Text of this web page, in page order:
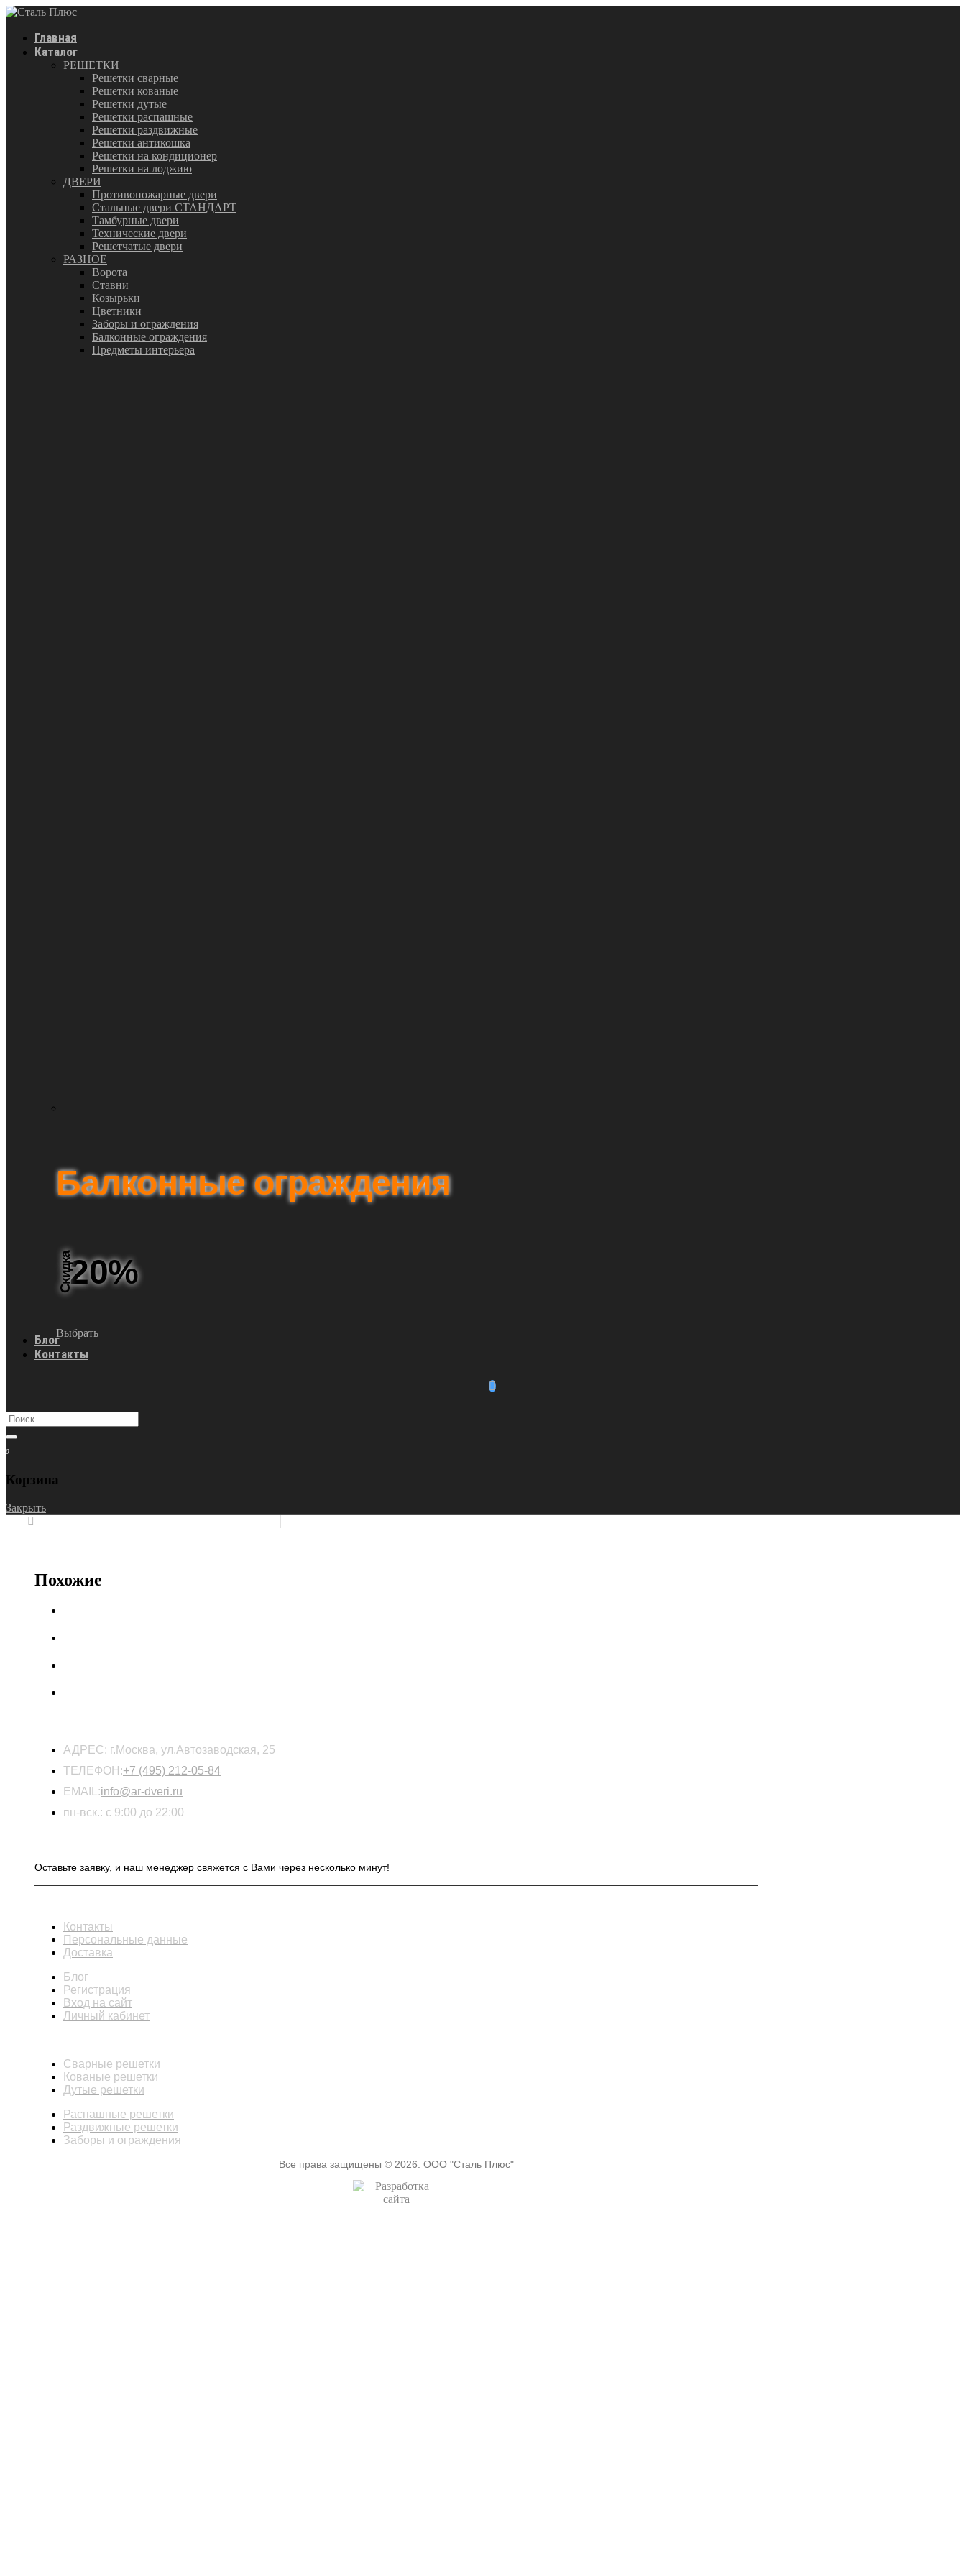
Главная
Каталог
РЕШЕТКИ
Решетки сварные
Решетки кованые
Решетки дутые
Решетки распашные
Решетки раздвижные
Решетки антикошка
Решетки на кондиционер
Решетки на лоджию
ДВЕРИ
Противопожарные двери
Стальные двери СТАНДАРТ
Тамбурные двери
Технические двери
Решетчатые двери
РАЗНОЕ
Ворота
Ставни
Козырьки
Цветники
Заборы и ограждения
Балконные ограждения
Предметы интерьера
Балконные ограждения
Скидка20%
Выбрать
Блог
Контакты
0
Корзина
Закрыть
Похожие
АДРЕС: г.Москва, ул.Автозаводская, 25
ТЕЛЕФОН:+7 (495) 212-05-84
EMAIL:info@ar-dveri.ru
пн-вск.: с 9:00 до 22:00
Оставьте заявку, и наш менеджер свяжется с Вами через несколько минут!
Контакты
Персональные данные
Доставка
Блог
Регистрация
Вход на сайт
Личный кабинет
Сварные решетки
Кованые решетки
Дутые решетки
Распашные решетки
Раздвижные решетки
Заборы и ограждения
Все права защищены © 2026. ООО "Сталь Плюс"